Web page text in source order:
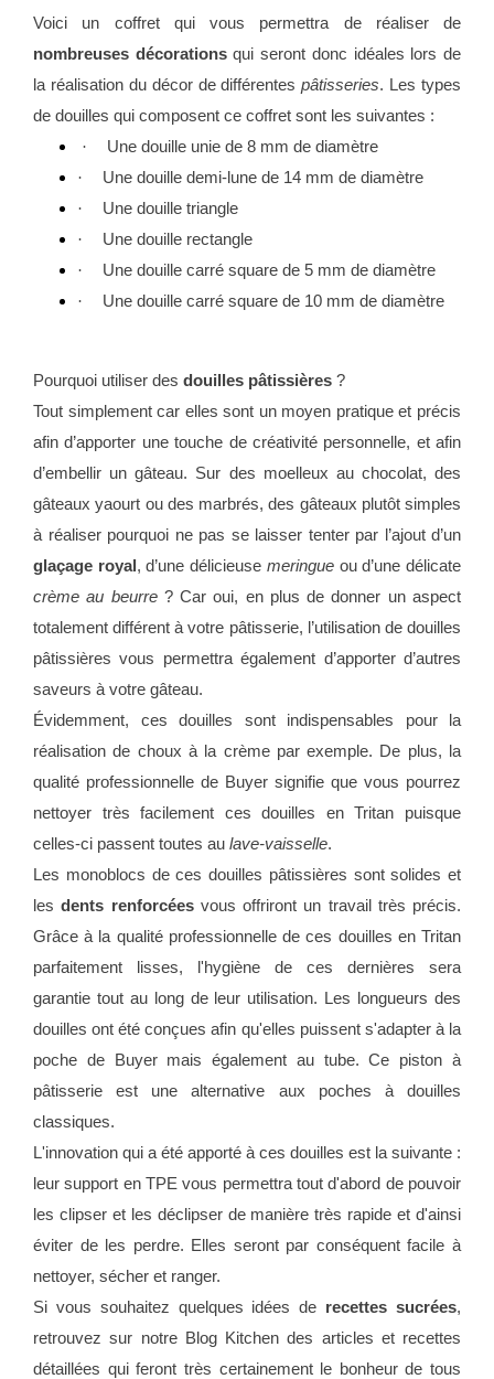
Voici un coffret qui vous permettra de réaliser de
nombreuses décorationsqui seront donc idéales lors de
la réalisation du décor de différentespâtisseries. Les types
de douilles qui composent ce coffret sont les suivantes :
· Une douille unie de 8 mm de diamètre
· Une douille demi-lune de 14 mm de diamètre
· Une douille triangle
· Une douille rectangle
· Une douille carré square de 5 mm de diamètre
· Une douille carré square de 10 mm de diamètre
Pourquoi utiliser des douilles pâtissières ?
Tout simplement car elles sont un moyen pratique et précis
afin d’apporter une touche de créativité personnelle, et afin
d’embellir un gâteau. Sur des moelleux au chocolat, des
gâteaux yaourt ou des marbrés, des gâteaux plutôt simples
à réaliser pourquoi ne pas se laisser tenter par l’ajout d’un
glaçage royal, d’une délicieuse meringue ou d’une délicate
crème au beurre? Car oui, en plus de donner un aspect
totalement différent à votre pâtisserie, l’utilisation de douilles
pâtissières vous permettra également d’apporter d’autres
saveurs à votre gâteau.
Évidemment, ces douilles sont indispensables pour la
réalisation de choux à la crème par exemple. De plus, la
qualité professionnelle de Buyer signifie que vous pourrez
nettoyer très facilement ces douilles en Tritan puisque
celles-ci passent toutes au lave-vaisselle.
Les monoblocs de ces douilles pâtissières sont solides et
lesdents renforcéesvous offriront un travail très précis.
Grâce à la qualité professionnelle de ces douilles en Tritan
parfaitement lisses, l'hygiène de ces dernières sera
garantie tout au long de leur utilisation. Les longueurs des
douilles ont été conçues afin qu'elles puissent s'adapter à la
poche de Buyer mais également au tube. Ce piston à
pâtisserie est une alternative aux poches à douilles
classiques.
L'innovation qui a été apporté à ces douilles est la suivante :
leur support en TPE vous permettra tout d'abord de pouvoir
les clipser et les déclipser de manière très rapide et d'ainsi
éviter de les perdre. Elles seront par conséquent facile à
nettoyer, sécher et ranger.
Si vous souhaitez quelques idées de recettes sucrées,
retrouvez sur notre Blog Kitchen des articles et recettes
détaillées qui feront très certainement le bonheur de tous